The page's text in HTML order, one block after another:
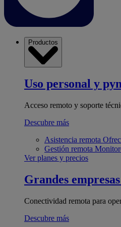
Productos
Uso personal y
Acceso remoto y soporte
Descubre más
Asistencia remota
Gestión remota
Ver planes y precios
Grandes empresas
Conectividad remota para
Descubre más